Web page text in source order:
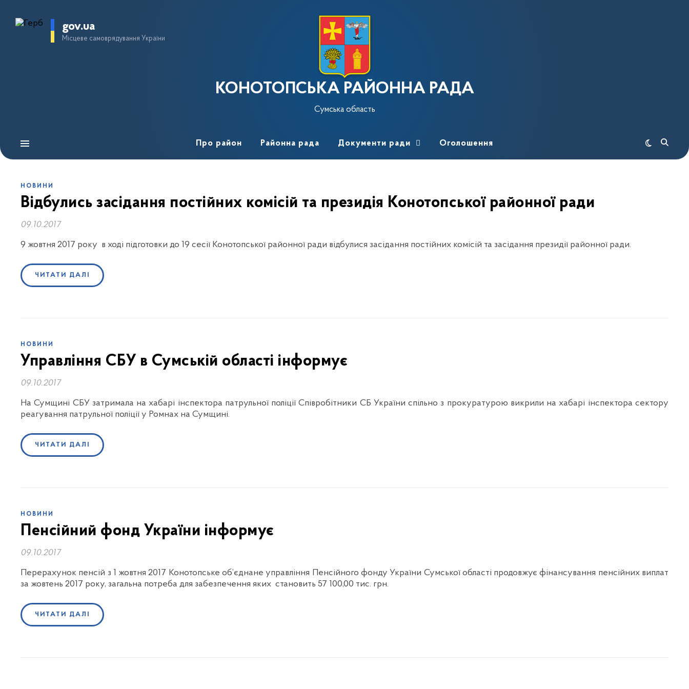
gov.ua
Місцеве самоврядування України
КОНОТОПСЬКА РАЙОННА РАДА
Сумська область
Про район Районна рада Документи ради Оголошення
НОВИНИ
Відбулись засідання постійних комісій та президія Конотопської районної ради
09.10.2017
9 жовтня 2017 року в ході підготовки до 19 сесії Конотопської районної ради відбулися засідання постійних комісій та засідання президії районної ради.
ЧИТАТИ ДАЛІ
НОВИНИ
Управління СБУ в Сумській області інформує
09.10.2017
На Сумщині СБУ затримала на хабарі інспектора патрульної поліції Співробітники СБ України спільно з прокуратурою викрили на хабарі інспектора сектору
реагування патрульної поліції у Ромнах на Сумщині.
ЧИТАТИ ДАЛІ
НОВИНИ
Пенсійний фонд України інформує
09.10.2017
Перерахунок пенсій з 1 жовтня 2017 Конотопське об’єднане управління Пенсійного фонду України Сумської області продовжує фінансування пенсійних виплат
за жовтень 2017 року, загальна потреба для забезпечення яких становить 57 100,00 тис. грн.
ЧИТАТИ ДАЛІ